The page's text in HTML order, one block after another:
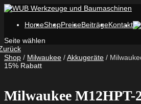
HomeShopPreiseBeiträgeKontakt
Seite wählen
Shop / Milwaukee /Akkugeräte /
15% Rabatt
Milwaukee